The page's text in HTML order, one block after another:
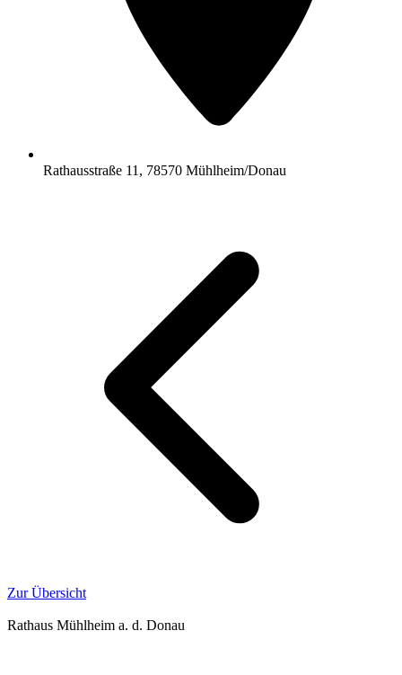
Rathausstraße 11, 78570 Mühlheim/Donau
Zur Übersicht
Rathaus Mühlheim a. d. Donau